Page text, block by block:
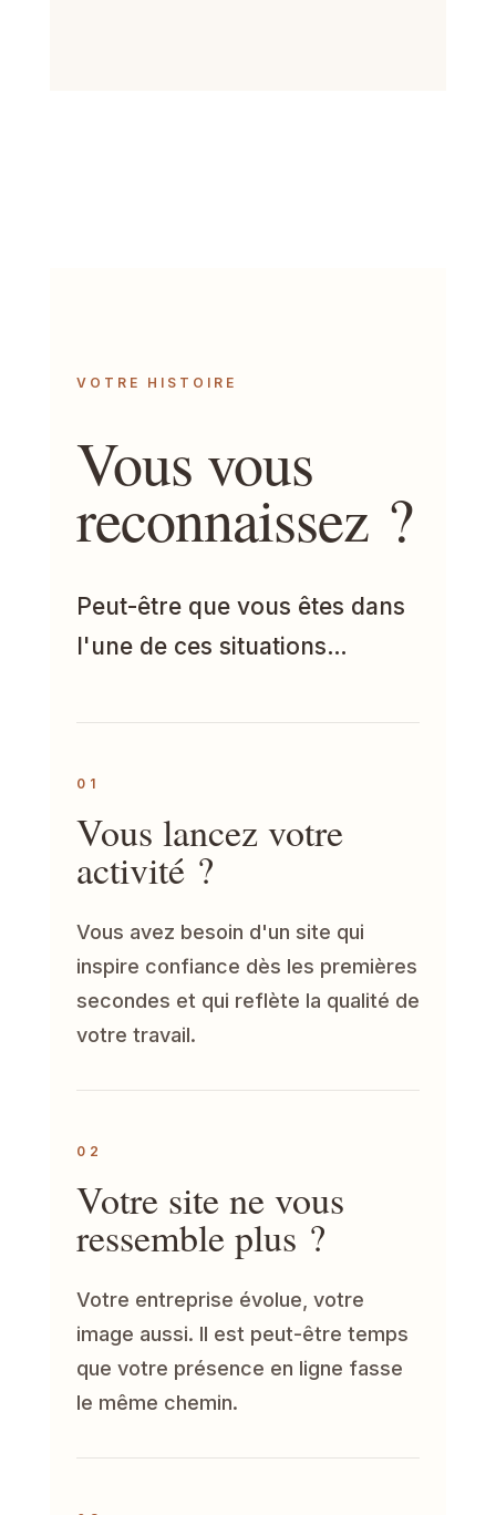
VOTRE HISTOIRE
Vous vous
reconnaissez ?
Peut-être que vous êtes dans
l'une de ces situations…
01
Vous lancez votre
activité ?
Vous avez besoin d'un site qui
inspire confiance dès les premières
secondes et qui reflète la qualité de
votre travail.
02
Votre site ne vous
ressemble plus ?
Votre entreprise évolue, votre
image aussi. Il est peut-être temps
que votre présence en ligne fasse
le même chemin.